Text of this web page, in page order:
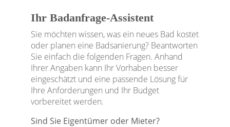
Ihr Badanfrage-Assistent
Sie möchten wissen, was ein neues Bad kostet
oder planen eine Badsanierung? Beantworten
Sie einfach die folgenden Fragen. Anhand
Ihrer Angaben kann Ihr Vorhaben besser
eingeschätzt und eine passende Lösung für
Ihre Anforderungen und Ihr Budget
vorbereitet werden.
Sind Sie Eigentümer oder Mieter?